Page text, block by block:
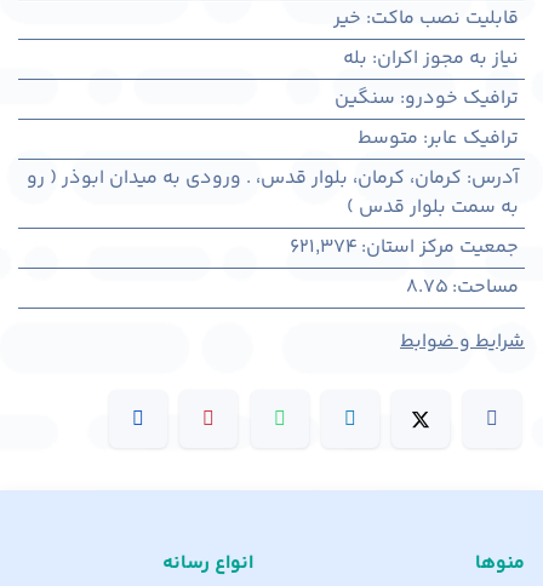
قابلیت نصب ماکت: خیر
نیاز به مجوز اکران: بله
ترافیک خودرو: سنگین
ترافیک عابر: متوسط
آدرس: کرمان، كرمان، بلوار قدس، . ورودی به میدان ابوذر ( رو
به سمت بلوار قدس )
جمعیت مرکز استان:
621,374
مساحت:
8.75
شرایط و ضوابط
منوها انواع رسانه